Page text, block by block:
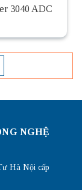
3040 ADC
NGHỆ
Hà Nội cấp